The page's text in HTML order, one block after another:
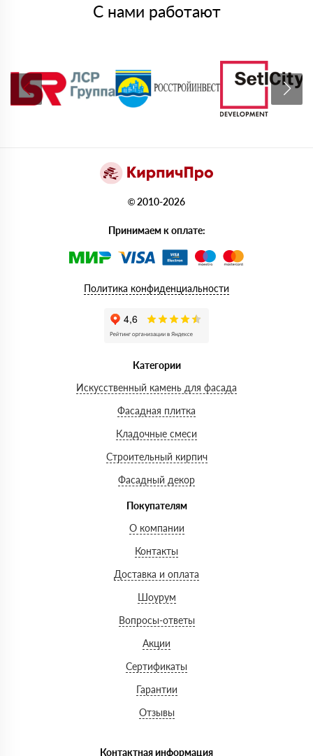
С нами работают
© 2010-2026
Принимаем к оплате:
Политика конфиденциальности
Категории
Искусственный камень для фасада
Фасадная плитка
Кладочные смеси
Строительный кирпич
Фасадный декор
Покупателям
О компании
Контакты
Доставка и оплата
Шоурум
Вопросы-ответы
Акции
Сертификаты
Гарантии
Отзывы
Контактная информация